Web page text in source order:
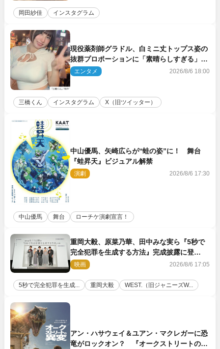
岡田紗佳 インスタグラム
現役薬剤師グラドル、白ミニ丈トップス姿の
抜群プロポーションに「素晴らしすぎる」
「すっっっご！」とネット絶賛
エンタメ 2026/8/6 18:00
三橋くん インスタグラム X（旧ツイッター）
中山優馬、矢崎広らが“蛙の姿”に！ 舞台
『蛙昇天』ビジュアル解禁
演劇 2026/8/6 17:30
中山優馬 舞台 ローチケ演劇宣言！
重岡大毅、原菜乃華、田中みな実ら『5秒で
完全犯罪を生成する方法』完成披露に登
壇！ それぞれのAI活用術も発表
映画 2026/8/6 17:05
5秒で完全犯罪を生成... 重岡大毅 WEST.（旧ジャニーズW...
アン・ハサウェイ＆ユアン・マクレガーに恐
竜がロックオン？ 『オークストリートの異